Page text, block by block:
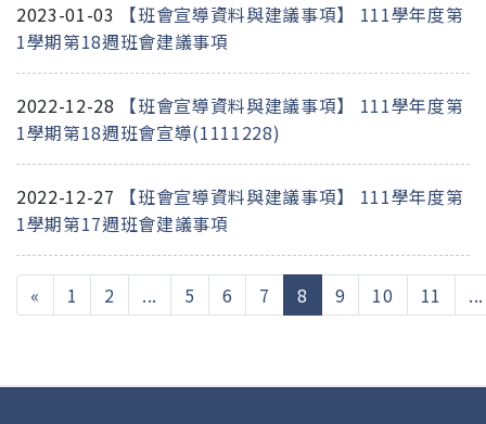
2023-01-03
【班會宣導資料與建議事項】 111學年度第
1學期第18週班會建議事項
2022-12-28
【班會宣導資料與建議事項】 111學年度第
1學期第18週班會宣導(1111228)
2022-12-27
【班會宣導資料與建議事項】 111學年度第
1學期第17週班會建議事項
« 1 2 ... 5 6 7 8 (current)
9 10 11 ...